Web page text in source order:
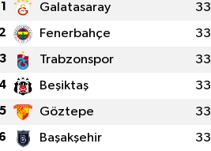
1 Galatasaray 33
Fenerbahçe 33
3 Trabzonspor 33
Beşiktaş 33
5 Göztepe 33
Başakşehir 33